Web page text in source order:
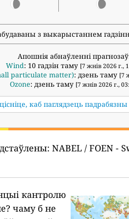
з выкарыстаннем
Апошнія абнаўленні
Wind: 10 гадзін таму [7 жнів 2026 г.,
particulate matter): дзень таму [7
Ozone: дзень таму [7 жнів 2026 г.,
каб паглядзець
NABEL / FOEN -
кантролю
чаму б не